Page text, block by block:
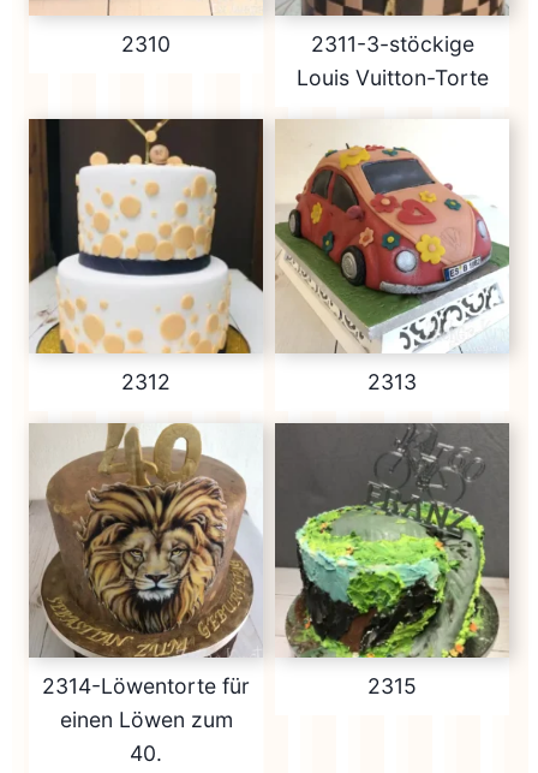
2310
2311-3-stöckige
Louis Vuitton-Torte
2312 2313
2314-Löwentorte für
einen Löwen zum
40.
2315